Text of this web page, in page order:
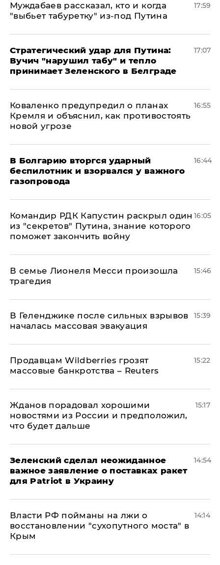
Муждабаев рассказал, кто и когда
"выбьет табуретку" из-под Путина
17:59
Стратегический удар для Путина:
Вучич "нарушил табу" и тепло
принимает Зеленского в Белграде
17:07
Коваленко предупредил о планах
Кремля и объяснил, как противостоять
новой угрозе
16:55
В Болгарию вторгся ударный
беспилотник и взорвался у важного
газопровода
16:44
Командир РДК Капустин раскрыл один
из "секретов" Путина, знание которого
поможет закончить войну
16:05
В семье Лионеля Месси произошла
трагедия
15:46
В Геленджике после сильных взрывов
началась массовая эвакуация
15:39
Продавцам Wildberries грозят
массовые банкротства – Reuters
15:22
Жданов порадовал хорошими
новостями из России и предположил,
что будет дальше
15:17
Зеленский сделал неожиданное
важное заявление о поставках ракет
для Patriot в Украину
14:54
Власти РФ пойманы на лжи о
восстановлении "сухопутного моста" в
Крым
14:14